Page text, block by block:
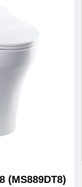
(MS889DT8)